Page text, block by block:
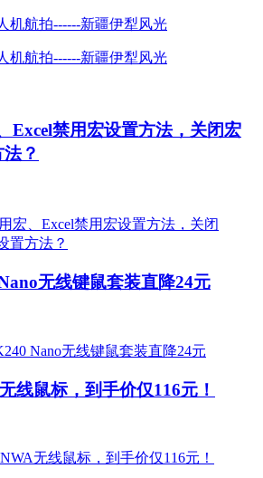
Excel禁用宏设置方法，关闭宏
？
无线键鼠套装直降24元
线鼠标，到手价仅116元！